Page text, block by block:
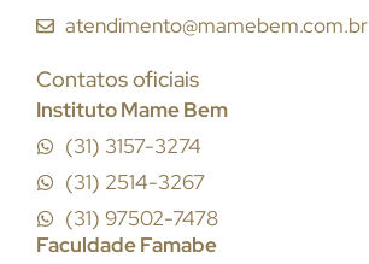
atendimento@mamebem.com.br
Contatos oficiais
Instituto Mame Bem
(31) 3157-3274
(31) 2514-3267
(31) 97502-7478
Faculdade Famabe